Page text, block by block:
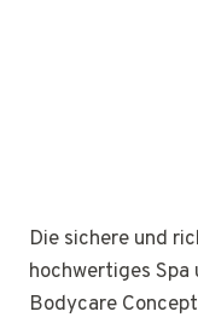
Die sichere und
hochwertiges Spa
Bodycare